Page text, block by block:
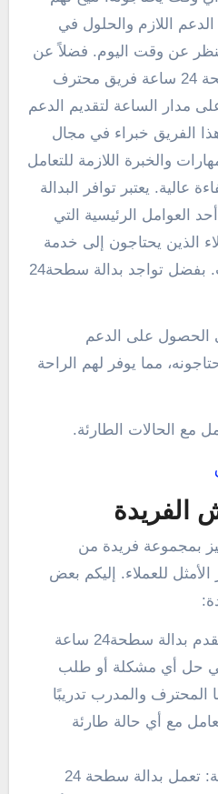
اللازم والحلول في
عن وقت اليوم. فضلاً عن
ذلك، يتوفر لدى بدالة سطحة 24 ساعة فريق محترف
مدار الساعة لتقديم الدعم
الفريق خبراء في مجال
والخبرة اللازمة للتعامل
يعتبر توافر البدالة
العوامل الرئيسية التي
الذين يحتاجون إلى خدمة
سريعة وفعالة في أي وقت. بفضل تواجد بدالة سطحة24
الحصول على الدعم
مما يوفر لهم الراحة
مع الحالات الطارئة.
الفريدة
ساعة تتميز بمجموعة فريدة من
الأمثل للعملاء. إليكم بعض
خدمة سريعة وفعالة: تقدم بدالة سطحة24 ساعة
حل أي مشكلة أو طلب
المحترف والمدرب تدريبًا
مع أي حالة طارئة
توافر على مدار الساعة: تعمل بدالة سطحة 24